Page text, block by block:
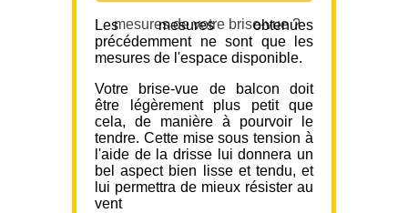
mesures de votre brise-vue ?
Les mesures obtenues
précédemment ne sont que les
mesures de l'espace disponible.
Votre brise-vue de balcon doit
être légèrement plus petit que
cela, de manière à pourvoir le
tendre. Cette mise sous tension à
l'aide de la drisse lui donnera un
bel aspect bien lisse et tendu, et
lui permettra de mieux résister au
vent